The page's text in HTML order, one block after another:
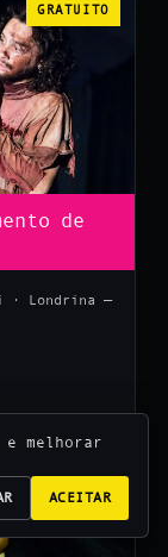
GRATUITO
de
· Londrina —
e melhorar
ACEITAR